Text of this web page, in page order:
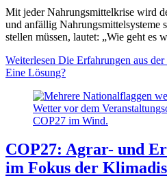
Mit jeder Nahrungsmittelkrise wird
und anfällig Nahrungsmittelsysteme
stellen müssen, lautet: „Wie geht es
Weiterlesen Die Erfahrungen aus
Eine Lösung?
COP27: Agrar- und
im Fokus der